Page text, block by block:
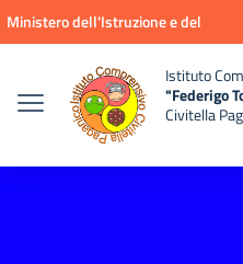
Vai ai contenuti
Vai al menu di navigazione
Vai al footer
Ministero dell'Istruzione e del
Istituto
"Federigo
Civitella